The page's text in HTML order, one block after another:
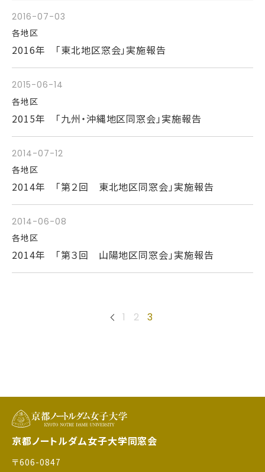
2016-07-03
各地区
2016年 「東北地区窓会」実施報告
2015-06-14
各地区
2015年 「九州・沖縄地区同窓会」実施報告
2014-07-12
各地区
2014年 「第２回 東北地区同窓会」実施報告
2014-06-08
各地区
2014年 「第３回 山陽地区同窓会」実施報告
1 2 3
京都ノートルダム女子大学同窓会
〒606-0847